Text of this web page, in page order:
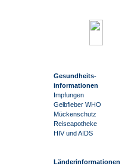
Gesundheits-
informationen
Impfungen
Gelbfieber WHO
Mückenschutz
Reiseapotheke
HIV und AIDS
Länderinformationen